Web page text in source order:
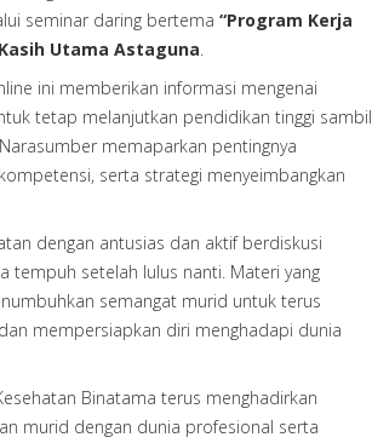
seminar daring bertema“Program Kerja
Utama Astaguna.
ini memberikan informasi mengenai
tetap melanjutkan pendidikan tinggi sambil
memaparkan pentingnya
serta strategi menyeimbangkan
dengan antusias dan aktif berdiskusi
tempuh setelah lulus nanti. Materi yang
semangat murid untuk terus
mempersiapkan diri menghadapi dunia
Binatama terus menghadirkan
murid dengan dunia profesional serta